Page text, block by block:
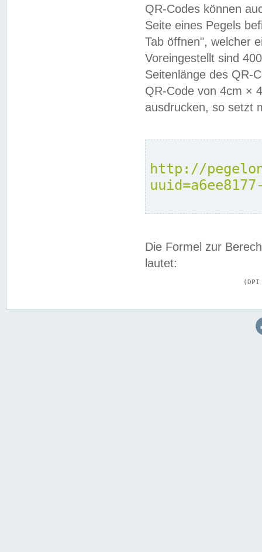
QR-Codes können
Seite eines Pegels
Tab öffnen", welcher
Voreingestellt sind
Seitenlänge des QR-
QR-Code von 4cm ×
ausdrucken, so setzt
http://
Die Formel zur
lautet: